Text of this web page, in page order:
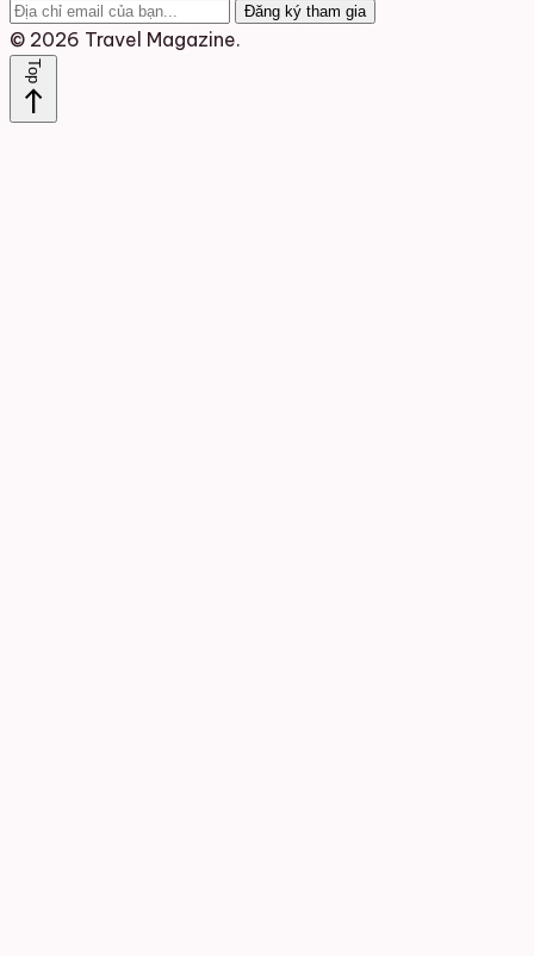
Đăng ký tham gia
© 2026 Travel Magazine.
Top
north